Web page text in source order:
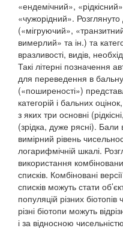
«ендемічний»,
«чужорідний». Розглянуто
(«мігруючий»,
вимерлий» та ін.) та
вразливості, видів,
Такі літерні позначення
для переведення в бальну
(«поширеності»)
категорій і бальних
з яких три основні
(зрідка, дуже рясні). Бали
вимірний рівень
логарифмічній шкалі.
використання
списків. Комбіновані
списків можуть стати
популяцій різних
різні біотопи можуть
і за відносною